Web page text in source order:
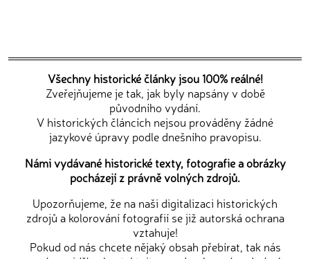
Všechny historické články jsou 100% reálné!
Zveřejňujeme je tak, jak byly napsány v době
původního vydání.
V historických článcích nejsou prováděny žádné
jazykové úpravy podle dnešního pravopisu.
Námi vydávané historické texty, fotografie a obrázky
pocházejí z právně volných zdrojů.
Upozorňujeme, že na naši digitalizaci historických
zdrojů a kolorování fotografií se již autorská ochrana
vztahuje!
Pokud od nás chcete nějaký obsah přebírat, tak nás